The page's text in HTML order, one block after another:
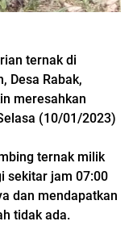
ternak di
Desa Rabak,
meresahkan
(10/01/2023)
ternak milik
sekitar jam 07:00
dan mendapatkan
tidak ada.